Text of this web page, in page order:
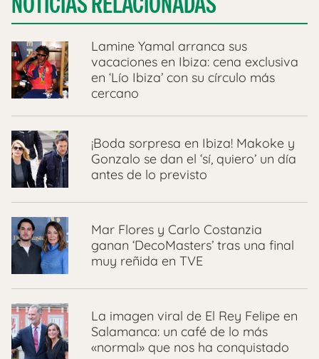
Lamine Yamal arranca sus
vacaciones en Ibiza: cena exclusiva
en ‘Lío Ibiza’ con su círculo más
cercano
¡Boda sorpresa en Ibiza! Makoke y
Gonzalo se dan el ‘sí, quiero’ un día
antes de lo previsto
Mar Flores y Carlo Costanzia
ganan ‘DecoMasters’ tras una final
muy reñida en TVE
La imagen viral de El Rey Felipe en
Salamanca: un café de lo más
«normal» que nos ha conquistado